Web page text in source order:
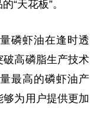
“天花板”。
磷虾油在逢时透
破高磷脂生产技术
最高的磷虾油产
为用户提供更加